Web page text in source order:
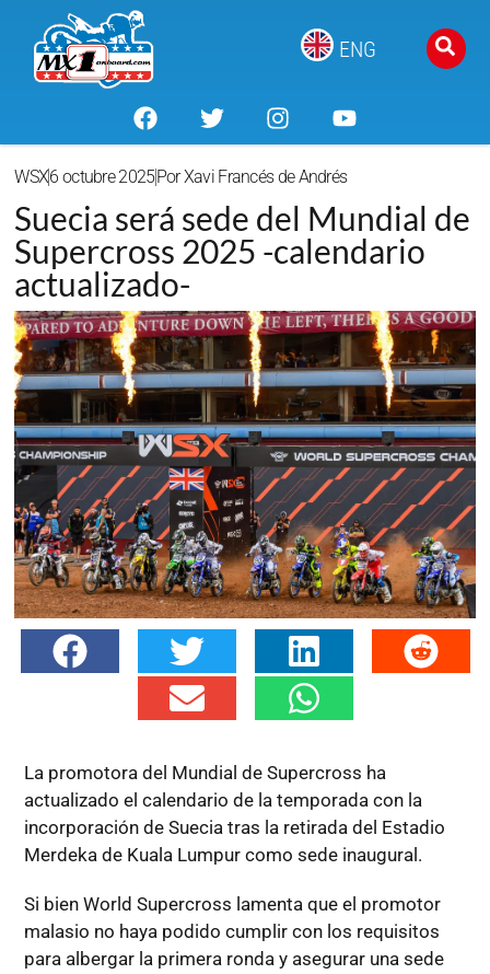
ENG
WSX6 octubre 2025PorXavi Francés de Andrés
Suecia será sede del Mundial de
Supercross 2025 -calendario
actualizado-
La promotora del Mundial de Supercross ha
actualizado el calendario de la temporada con la
incorporación de Suecia tras la retirada del Estadio
Merdeka de Kuala Lumpur como sede inaugural.
Si bien World Supercross lamenta que el promotor
malasio no haya podido cumplir con los requisitos
para albergar la primera ronda y asegurar una sede